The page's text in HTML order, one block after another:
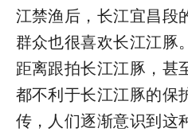
江禁渔后，长江宜昌段
群众也很喜欢长江江豚
距离跟拍长江江豚，甚
都不利于长江江豚的保
传，人们逐渐意识到这